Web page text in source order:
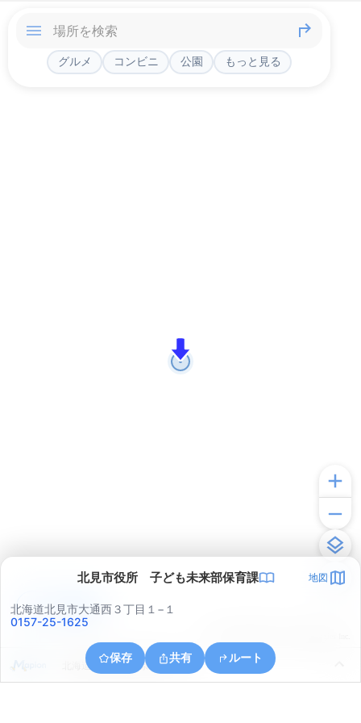
グルメ コンビニ 公園 もっと見る
北見市役所 子ども未来部保育課 地図
北海道北見市大通西３丁目１−１
0157-25-1625
保存 共有 ルート
北海道北見市北５条西５丁目
アプリで見る